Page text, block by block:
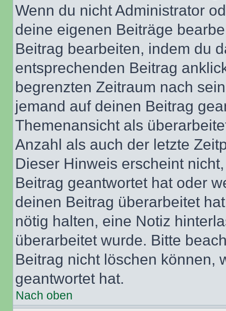
Wenn du nicht Administrator
deine eigenen Beiträge
Beitrag bearbeiten, indem du
entsprechenden Beitrag
begrenzten Zeitraum nach
jemand auf deinen Beitrag
Themenansicht als
Anzahl als auch der letzte
Dieser Hinweis erscheint
Beitrag geantwortet hat oder
deinen Beitrag überarbeitet
nötig halten, eine Notiz
überarbeitet wurde. Bitte
Beitrag nicht löschen können,
geantwortet hat.
Nach oben